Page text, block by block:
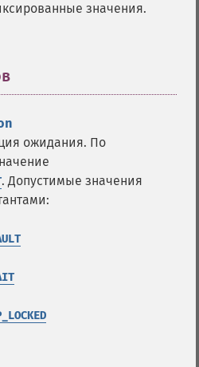
значения.
ожидания. По
. Допустимые значения